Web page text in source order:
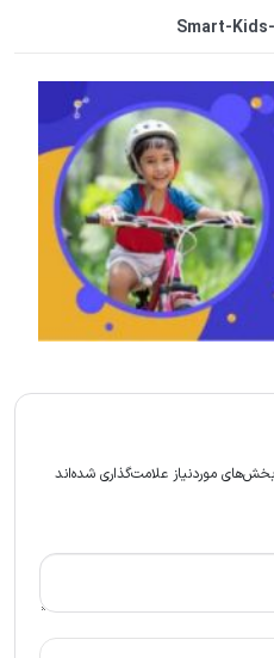
Smart-
بخش‌های موردنیاز علامت‌گذاری شده‌اند